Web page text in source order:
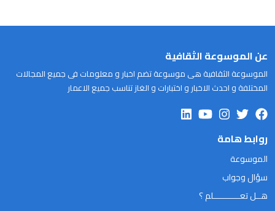
عن الموسوعة الثقافية
الموسوعة الثقافية هى موسوعة تضم اخبار و معلومات فى جميع المجالات
المختلفة و احدث الاخبار و اختبارات و الغاز تناسب جميع الاعمار
روابط هامة
الموسوعة
سؤال وجواب
هــل تعـــــــــــلم ؟